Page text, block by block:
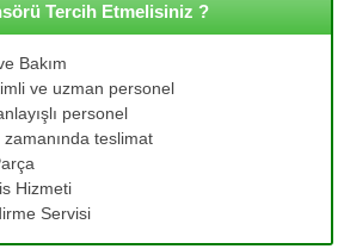
Tercih Etmelisiniz ?
Bakım
ve uzman personel
personel
teslimat
Hizmeti
Servisi